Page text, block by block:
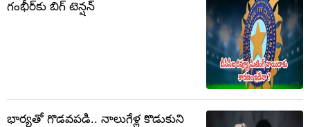
గంభీర్‌కు బిగ్ టెన్షన్
భార్యతో గొడవపడి.. నాలుగేళ్ల కొడుకుని